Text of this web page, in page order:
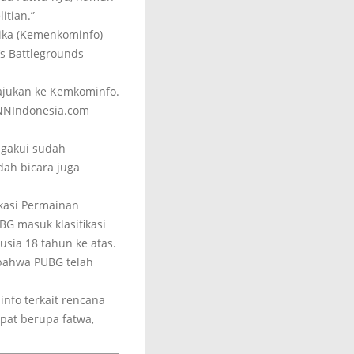
(Kemenkominfo)
Battlegrounds
ke Kemkominfo.
sudah
bicara juga
Permainan
masuk klasifikasi
18 tahun ke atas.
PUBG telah
terkait rencana
berupa fatwa,